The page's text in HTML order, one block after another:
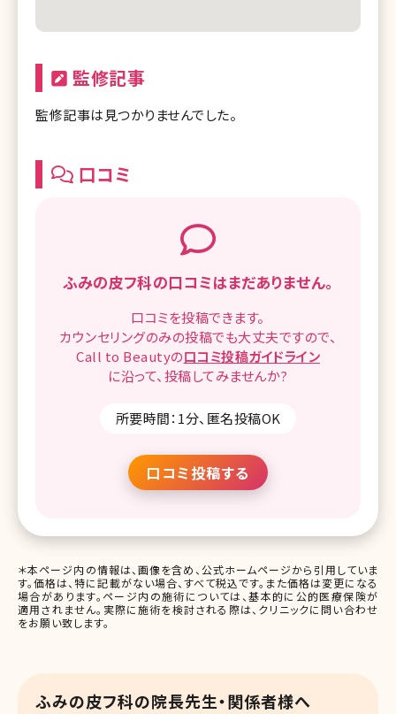
監修記事
監修記事は見つかりませんでした。
口コミ
ふみの皮フ科の口コミはまだありません。
口コミを投稿できます。
カウンセリングのみの投稿でも大丈夫ですので、
Call to Beautyの口コミ投稿ガイドライン
に沿って、 投稿してみませんか?
所要時間：1分、匿名投稿OK
口コミ投稿する
＊本ページ内の情報は、画像を含め、公式ホームページから引用していま
す。価格は、特に記載がない場合、すべて税込です。また価格は変更になる
場合があります。ページ内の施術については、基本的に公的医療保険が
適用されません。実際に施術を検討される際は、クリニックに問い合わせ
をお願い致します。
ふみの皮フ科の院長先生・関係者様へ